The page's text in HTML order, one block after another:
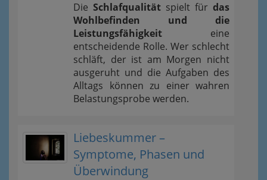
Die Schlafqualität spielt für das
Wohlbefinden und die
Leistungsfähigkeit eine
entscheidende Rolle. Wer schlecht
schläft, der ist am Morgen nicht
ausgeruht und die Aufgaben des
Alltags können zu einer wahren
Belastungsprobe werden.
Liebeskummer –
Symptome, Phasen und
Überwindung